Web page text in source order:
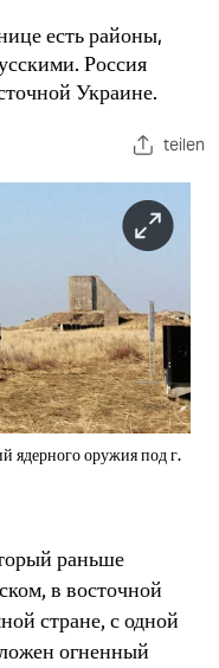
есть районы,
Россия
Украине.
teilen
ядерного оружия под г.
раньше
в восточной
стране, с одной
огненный